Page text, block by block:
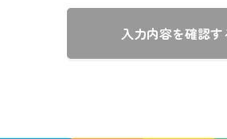
入力内容を確認す